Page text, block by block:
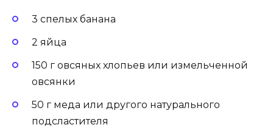
3 спелых банана
2 яйца
150 г овсяных хлопьев или измельченной
овсянки
50 г меда или другого натурального
подсластителя